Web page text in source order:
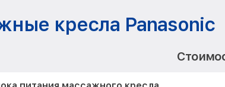
кресла Panasonic